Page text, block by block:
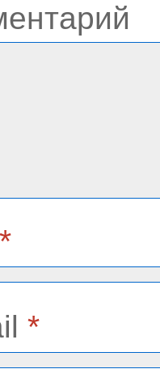
*
*